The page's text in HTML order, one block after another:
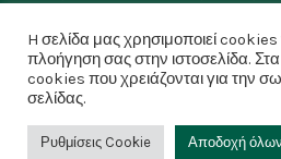
Τηλ: 2752 026334
H σελίδα μας χρησιμοποιεί cookies
πλοήγηση σας στην ιστοσελίδα. Στα
cookies που χρειάζονται για την
σελίδας.
Ρυθμίσεις Cookie Αποδοχή όλων